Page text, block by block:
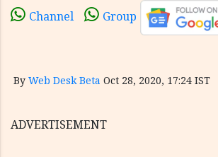
Channel Group
By Web Desk Beta Oct 28, 2020, 17:24 IST
ADVERTISEMENT